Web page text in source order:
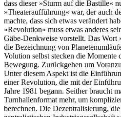
dass dieser »Sturm auf die Bastille«
»Theateraufführung« war, der auch
machte, dass sich etwas verändert
»Revolution« muss etwas anderes
Gäbe-Denkweise vorstellt. Das
die Bezeichnung von
Volution selbst stecken die Momente
Bewegung. Zurückgehen um
Unter diesem Aspekt ist die
einer Revolution, die mit der
Jahre 1981 begann. Seither braucht
Turnhallenformat mehr, um
berechnen. Die Dezentralisierung,